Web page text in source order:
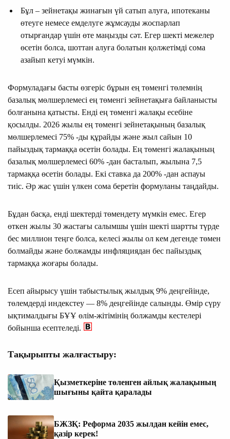
Бұл – зейнетақы жинағын үй сатып алуға, ипотеканы
өтеуге немесе емделуге жұмсауды жоспарлап
отырғандар үшін өте маңызды сәт. Егер шекті межелер
өсетін болса, шоттан алуға болатын қолжетімді сома
азайып кетуі мүмкін.
Формуладағы басты өзгеріс бұрын ең төменгі төлемнің
базалық мөлшерлемесі ең төменгі зейнетақыға байланысты
болғанына қатысты. Енді ең төменгі жалақы есебіне
қосылды. 2026 жылы ең төменгі зейнетақының базалық
мөлшерлемесі 75% -ды құрайды және жыл сайын 10
пайыздық тармаққа өсетін болады. Ең төменгі жалақының
базалық мөлшерлемесі 60% -дан басталып, жылына 7,5
тармаққа өсетін болады. Екі ставка да 200% -дан аспауы
тиіс. Әр жас үшін үлкен сома беретін формуланы таңдайды.
Бұдан басқа, енді шектерді төмендету мүмкін емес. Егер
өткен жылы 30 жастағы салымшы үшін шекті шартты түрде
бес миллион теңге болса, келесі жылы ол кем дегенде төмен
болмайды және болжамды инфляциядан бес пайыздық
тармаққа жоғары болады.
Есеп айырысу үшін табыстылық жылдық 9% деңгейінде,
төлемдерді индекстеу — 8% деңгейінде салынды. Өмір сүру
ықтималдығы БҰҰ өлім-жітімінің болжамды кестелері
бойынша есептеледі.
Тақырыпты жалғастыру:
Қызметкеріне төленген айлық жалақының
шығыны қайта қаралады
БЖЗҚ: Реформа 2035 жылдан кейін емес,
қазір керек!